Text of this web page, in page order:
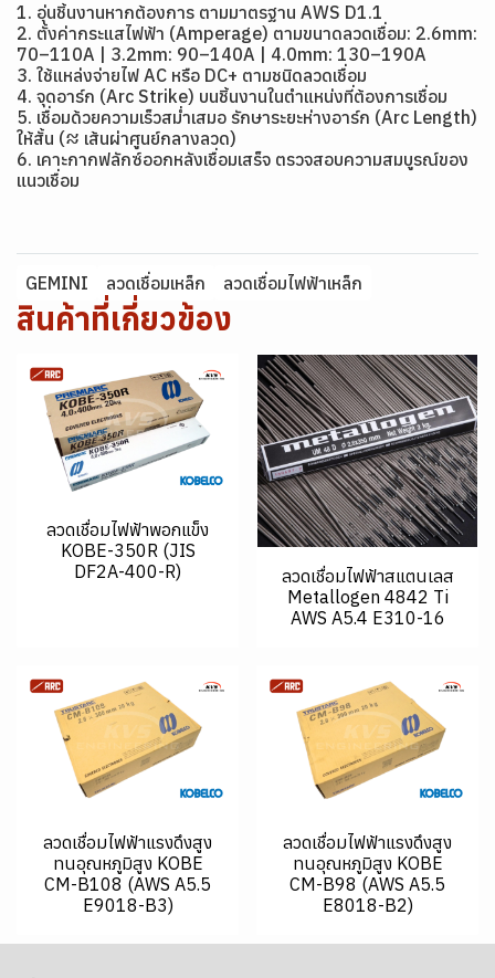
1. อุ่นชิ้นงานหากต้องการ ตามมาตรฐาน AWS D1.1
2. ตั้งค่ากระแสไฟฟ้า (Amperage) ตามขนาดลวดเชื่อม: 2.6mm:
70–110A | 3.2mm: 90–140A | 4.0mm: 130–190A
3. ใช้แหล่งจ่ายไฟ AC หรือ DC+ ตามชนิดลวดเชื่อม
4. จุดอาร์ก (Arc Strike) บนชิ้นงานในตำแหน่งที่ต้องการเชื่อม
5. เชื่อมด้วยความเร็วสม่ำเสมอ รักษาระยะห่างอาร์ก (Arc Length)
ให้สั้น (≈ เส้นผ่าศูนย์กลางลวด)
6. เคาะกากฟลักซ์ออกหลังเชื่อมเสร็จ ตรวจสอบความสมบูรณ์ของ
แนวเชื่อม
GEMINI ลวดเชื่อมเหล็ก ลวดเชื่อมไฟฟ้าเหล็ก
สินค้าที่เกี่ยวข้อง
ลวดเชื่อมไฟฟ้าพอกแข็ง
KOBE-350R (JIS
DF2A-400-R)
ลวดเชื่อมไฟฟ้าสแตนเลส
Metallogen 4842 Ti
AWS A5.4 E310-16
ลวดเชื่อมไฟฟ้าแรงดึงสูง
ทนอุณหภูมิสูง KOBE
CM-B108 (AWS A5.5
E9018-B3)
ลวดเชื่อมไฟฟ้าแรงดึงสูง
ทนอุณหภูมิสูง KOBE
CM-B98 (AWS A5.5
E8018-B2)